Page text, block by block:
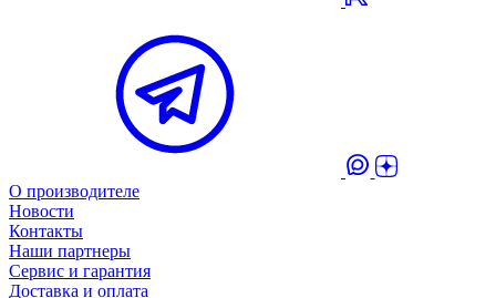
О производителе
Новости
Контакты
Наши партнеры
Сервис и гарантия
Доставка и оплата